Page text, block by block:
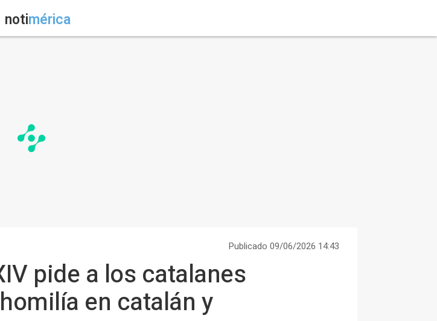
notimérica
Publicado 09/06/2026 14:43
pide a los catalanes
en catalán y